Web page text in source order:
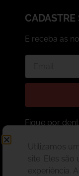
E receba as
Fique por
Utilizamos
site. Eles
experiência.